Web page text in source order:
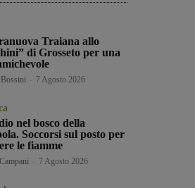
Traiana allo
di Grosseto per una
7 Agosto 2026
nel bosco della
Soccorsi sul posto per
le fiamme
7 Agosto 2026